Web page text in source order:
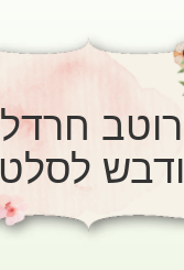
רוטב חרדל
ודבש לסלט